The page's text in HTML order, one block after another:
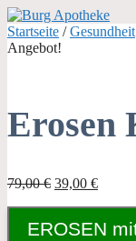
Zum
Inhalt
springen
Startseite /Gesundheit
Angebot!
Erosen
79,00€ Ursprünglicher
79,00 €
39,00 €
39,00
EROSEN